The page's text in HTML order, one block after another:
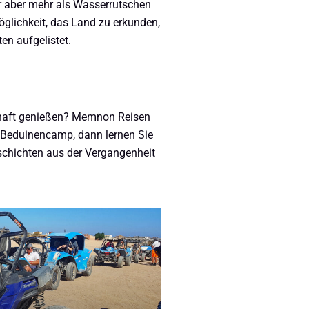
mehr als Wasserrutschen
das Land zu erkunden,
aufgelistet.
genießen? Memnon Reisen
dann lernen Sie
aus der Vergangenheit